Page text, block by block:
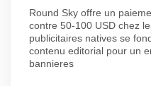
Round Sky offre un
contre 50-100 USD chez
publicitaires natives se
contenu editorial pour un
bannieres